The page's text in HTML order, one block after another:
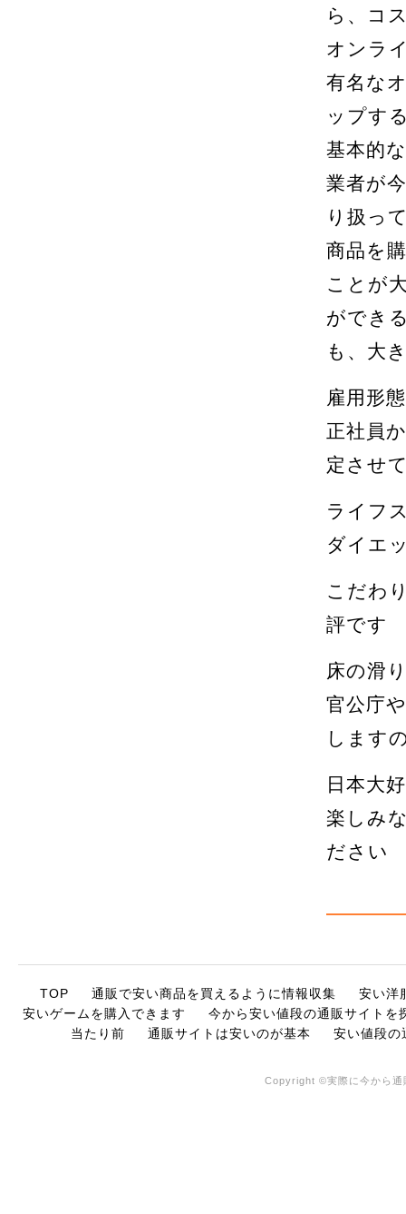
ら、コ
オンラ
有名な
ップす
基本的
業者が
り扱っ
商品を
ことが
ができ
も、大
雇用形
正社員
定させ
ライフ
ダイエ
こだわ
評です
床の滑
官公庁
します
日本大
楽しみ
ださい
TOP 通販で安い商品を買えるように情報収集
安い洋
安いゲームを購入できます
今から安い値段の通販サイトを
当たり前
通販サイトは安いのが基本 安い値段の
Copyright ©実際に今から